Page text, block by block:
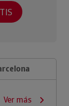
Ver más